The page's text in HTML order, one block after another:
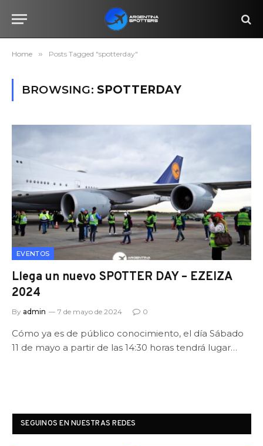
Home » Posts Tagged "spotterday"
BROWSING: SPOTTERDAY
EVENTOS
Llega un nuevo SPOTTER DAY – EZEIZA
2024
By admin 7 de mayo de 2024 0
Cómo ya es de público conocimiento, el día Sábado
11 de mayo a partir de las 14:30 horas tendrá lugar…
SEGUINOS EN NUESTRAS REDES